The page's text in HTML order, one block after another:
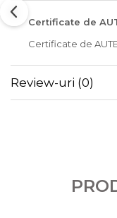
Certificate de
Certificate de
Review-uri (0)